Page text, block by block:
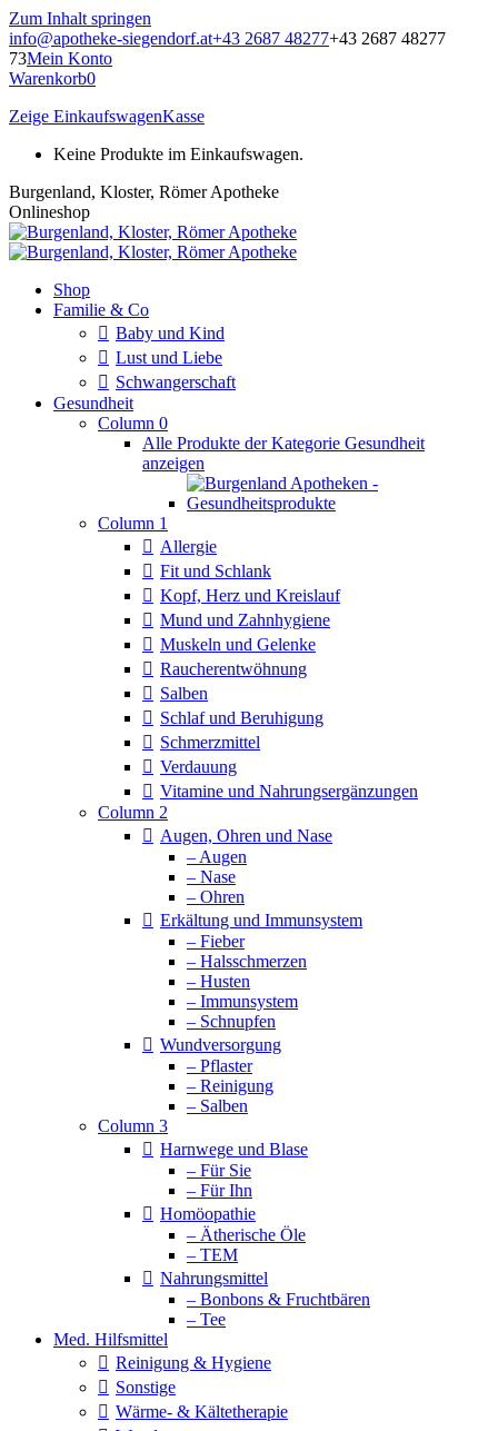
Zum Inhalt springen
info@apotheke-siegendorf.at+43 2687 48277+43 2687 48277
73Mein Konto
Warenkorb0
Zeige EinkaufswagenKasse
Keine Produkte im Einkaufswagen.
Burgenland, Kloster, Römer Apotheke
Onlineshop
Shop
Familie & Co
Baby und Kind
Lust und Liebe
Schwangerschaft
Gesundheit
Column 0
Alle Produkte der Kategorie Gesundheit
anzeigen
Column 1
Allergie
Fit und Schlank
Kopf, Herz und Kreislauf
Mund und Zahnhygiene
Muskeln und Gelenke
Raucherentwöhnung
Salben
Schlaf und Beruhigung
Schmerzmittel
Verdauung
Vitamine und Nahrungsergänzungen
Column 2
Augen, Ohren und Nase
– Augen
– Nase
– Ohren
Erkältung und Immunsystem
– Fieber
– Halsschmerzen
– Husten
– Immunsystem
– Schnupfen
Wundversorgung
– Pflaster
– Reinigung
– Salben
Column 3
Harnwege und Blase
– Für Sie
– Für Ihn
Homöopathie
– Ätherische Öle
– TEM
Nahrungsmittel
– Bonbons & Fruchtbären
– Tee
Med. Hilfsmittel
Reinigung & Hygiene
Sonstige
Wärme- & Kältetherapie